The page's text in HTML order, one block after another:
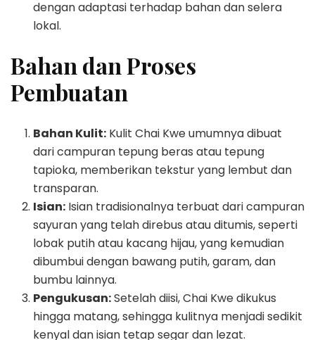
dengan adaptasi terhadap bahan dan selera
lokal.
Bahan dan Proses
Pembuatan
Bahan Kulit: Kulit Chai Kwe umumnya dibuat
dari campuran tepung beras atau tepung
tapioka, memberikan tekstur yang lembut dan
transparan.
Isian: Isian tradisionalnya terbuat dari campuran
sayuran yang telah direbus atau ditumis, seperti
lobak putih atau kacang hijau, yang kemudian
dibumbui dengan bawang putih, garam, dan
bumbu lainnya.
Pengukusan:Setelah diisi, Chai Kwe dikukus
hingga matang, sehingga kulitnya menjadi sedikit
kenyal dan isian tetap segar dan lezat.